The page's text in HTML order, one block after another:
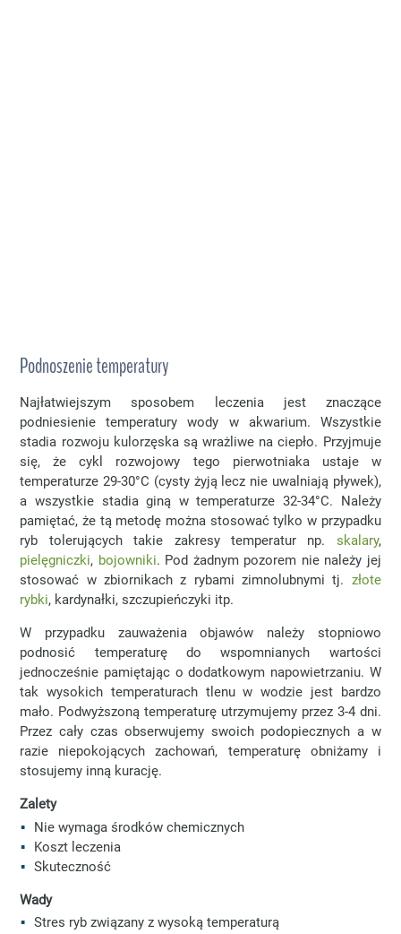
Podnoszenie temperatury
Najłatwiejszym sposobem leczenia jest znaczące
podniesienie temperatury wody w akwarium. Wszystkie
stadia rozwoju kulorzęska są wrażliwe na ciepło. Przyjmuje
się, że cykl rozwojowy tego pierwotniaka ustaje w
temperaturze 29-30°C (cysty żyją lecz nie uwalniają pływek),
a wszystkie stadia giną w temperaturze 32-34°C. Należy
pamiętać, że tą metodę można stosować tylko w przypadku
ryb tolerujących takie zakresy temperatur np. skalary,
pielęgniczki, bojowniki. Pod żadnym pozorem nie należy jej
stosować w zbiornikach z rybami zimnolubnymi tj. złote
rybki, kardynałki, szczupieńczyki itp.
W przypadku zauważenia objawów należy stopniowo
podnosić temperaturę do wspomnianych wartości
jednocześnie pamiętając o dodatkowym napowietrzaniu. W
tak wysokich temperaturach tlenu w wodzie jest bardzo
mało. Podwyższoną temperaturę utrzymujemy przez 3-4 dni.
Przez cały czas obserwujemy swoich podopiecznych a w
razie niepokojących zachowań, temperaturę obniżamy i
stosujemy inną kurację.
Zalety
Nie wymaga środków chemicznych
Koszt leczenia
Skuteczność
Wady
Stres ryb związany z wysoką temperaturą